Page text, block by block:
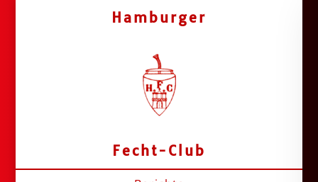
Hamburger
Fecht-Club